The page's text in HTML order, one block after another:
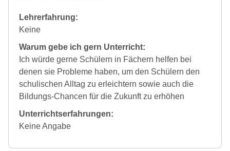
Lehrerfahrung:
Keine
Warum gebe ich gern Unterricht:
Ich würde gerne Schülern in Fächern helfen bei
denen sie Probleme haben, um den Schülern den
schulischen Alltag zu erleichtern sowie auch die
Bildungs-Chancen für die Zukunft zu erhöhen
Unterrichtserfahrungen:
Keine Angabe